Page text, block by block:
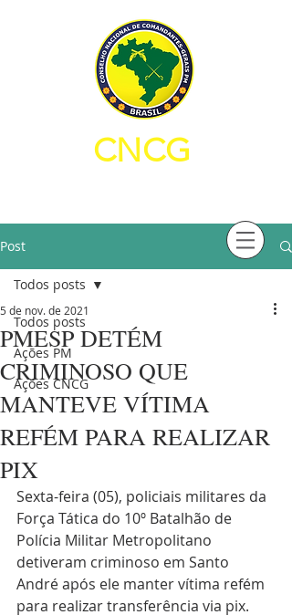
CNCG
Post
Todos posts
Ações PM
Ações CNCG
Todos posts
PMESP DETÉM
CRIMINOSO QUE
MANTEVE VÍTIMA
REFÉM PARA REALIZAR
PIX
5 de nov. de 2021
Sexta-feira (05), policiais militares da
Força Tática do 10º Batalhão de
Polícia Militar Metropolitano
detiveram criminoso em Santo
André após ele manter vítima refém
para realizar transferência via pix.